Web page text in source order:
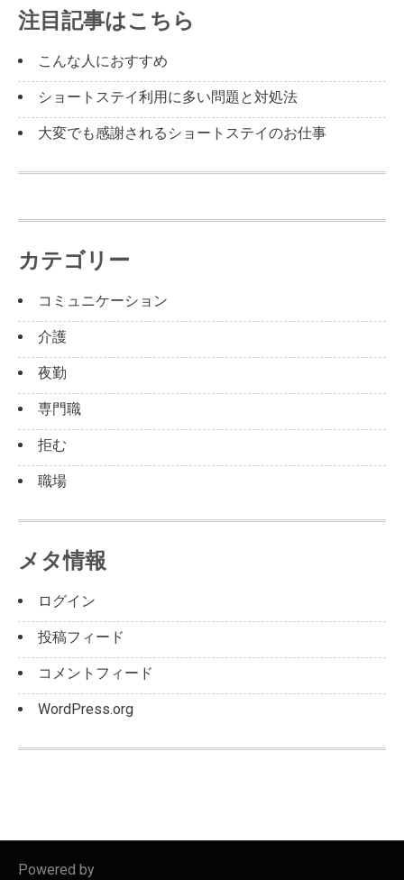
注目記事はこちら
こんな人におすすめ
ショートステイ利用に多い問題と対処法
大変でも感謝されるショートステイのお仕事
カテゴリー
コミュニケーション
介護
夜勤
専門職
拒む
職場
メタ情報
ログイン
投稿フィード
コメントフィード
WordPress.org
Powered by